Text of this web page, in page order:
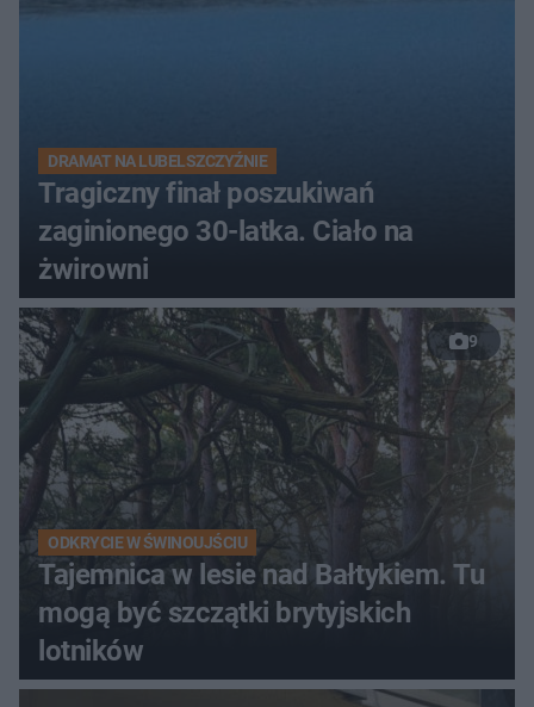
DRAMAT NA LUBELSZCZYŹNIE
Tragiczny finał poszukiwań
zaginionego 30-latka. Ciało na
żwirowni
9
ODKRYCIE W ŚWINOUJŚCIU
Tajemnica w lesie nad Bałtykiem. Tu
mogą być szczątki brytyjskich
lotników